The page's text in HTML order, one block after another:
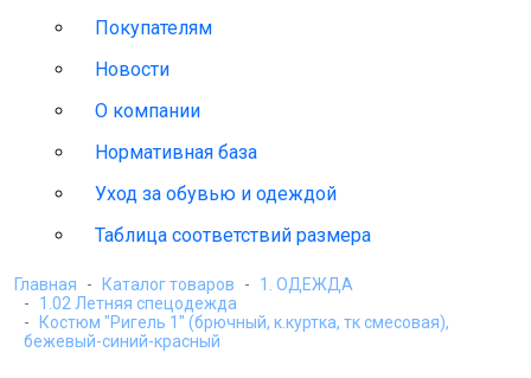
Покупателям
Новости
О компании
Нормативная база
Уход за обувью и одеждой
Таблица соответствий размера
Главная Каталог товаров
1. ОДЕЖДА
1.02 Летняя спецодежда
Костюм "Ригель 1" (брючный, к.куртка, тк смесовая),
бежевый-синий-красный